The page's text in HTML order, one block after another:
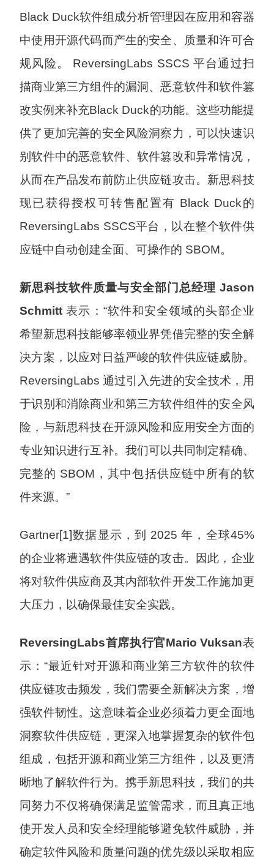
Black Duck软件组成分析管理因在应用和容器
中使用开源代码而产生的安全、质量和许可合
规风险。 ReversingLabs SSCS 平台通过扫
描商业第三方组件的漏洞、恶意软件和软件篡
改实例来补充Black Duck的功能。这些功能提
供了更加完善的安全风险洞察力，可以快速识
别软件中的恶意软件、软件篡改和异常情况，
从而在产品发布前防止供应链攻击。新思科技
现已获得授权可转售配置有 Black Duck的
ReversingLabs SSCS平台，以在整个软件供
应链中自动创建全面、可操作的 SBOM。
新思科技软件质量与安全部门总经理 Jason
Schmitt表示：“软件和安全领域的头部企业
希望新思科技能够率领业界凭借完整的安全解
决方案，以应对日益严峻的软件供应链威胁。
ReversingLabs 通过引入先进的安全技术，用
于识别和消除商业和第三方软件组件的安全风
险，与新思科技在开源风险和应用安全方面的
专业知识进行互补。我们可以共同制定精确、
完整的 SBOM，其中包括供应链中所有的软
件来源。”
Gartner[1]数据显示，到 2025 年，全球45%
的企业将遭遇软件供应链的攻击。因此，企业
将对软件供应商及其内部软件开发工作施加更
大压力，以确保最佳安全实践。
ReversingLabs首席执行官Mario Vuksan表
示：“最近针对开源和商业第三方软件的软件
供应链攻击频发，我们需要全新解决方案，增
强软件韧性。这意味着企业必须着力更全面地
洞察软件供应链，更深入地掌握复杂的软件包
组成，包括开源和商业第三方组件，以及更清
晰地了解软件行为。携手新思科技，我们的共
同努力不仅将确保满足监管需求，而且真正地
使开发人员和安全经理能够避免软件威胁，并
确定软件风险和质量问题的优先级以采取相应